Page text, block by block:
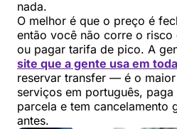
nada.
O melhor é que o preço é
então você não corre o
ou pagar tarifa de pico. A
site que a gente usa em
reservar transfer — é o
serviços em português, paga
parcela e tem cancelamento
antes.